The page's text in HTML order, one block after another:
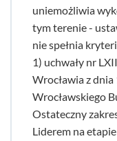
uniemożliwia
tym terenie -
nie spełnia
1) uchwały nr
Wrocławia z
Wrocławskiego
Ostateczny
Liderem na